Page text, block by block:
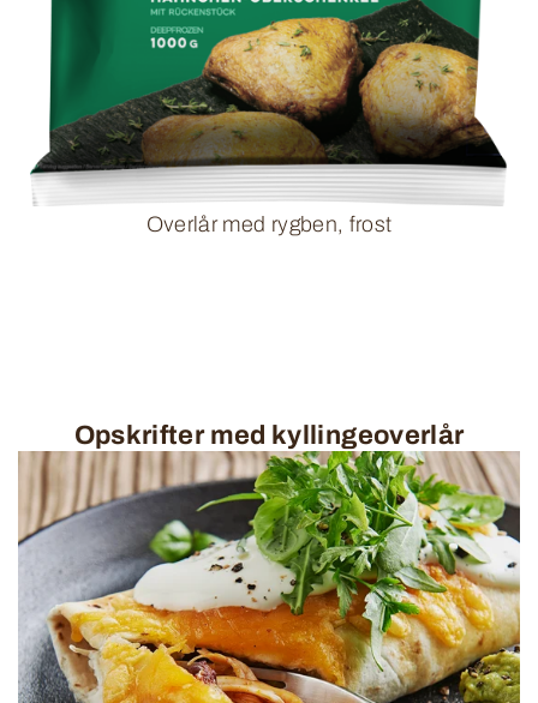
Overlår med rygben, frost
Opskrifter med kyllingeoverlår